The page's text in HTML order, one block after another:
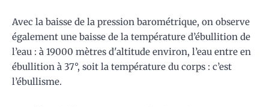
Avec la baisse de la pression barométrique, on observe
également une baisse de la température d’ébullition de
l’eau : à 19000 mètres d'altitude environ, l’eau entre en
ébullition à 37°, soit la température du corps : c’est
l’ébullisme.